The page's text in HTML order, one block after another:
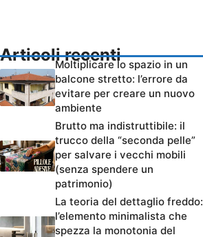
Articoli recenti
Moltiplicare lo spazio in un
balcone stretto: l’errore da
evitare per creare un nuovo
ambiente
Brutto ma indistruttibile: il
trucco della “seconda pelle”
per salvare i vecchi mobili
(senza spendere un
patrimonio)
La teoria del dettaglio freddo:
l’elemento minimalista che
spezza la monotonia del